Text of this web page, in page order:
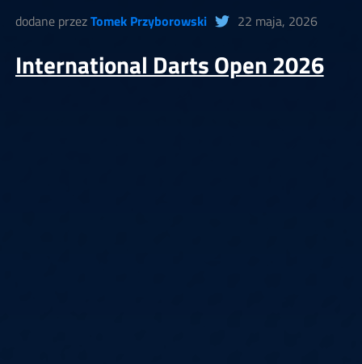
dodane przezTomek Przyborowski 22 maja, 2026
International Darts Open 2026